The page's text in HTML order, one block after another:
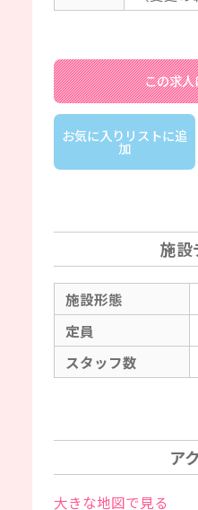
この求
お気に入りリストに追
加
施設
施設形態
定員
スタッフ数
ア
大きな地図で見る